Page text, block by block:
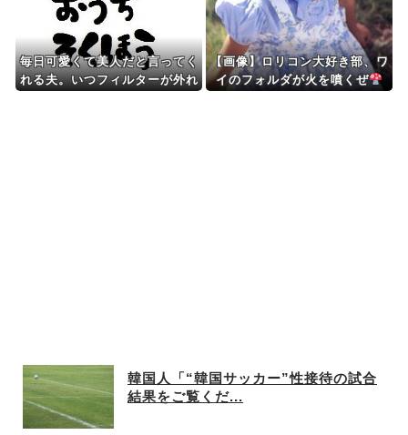
毎日可愛くて美人だと言ってく
れる夫。いつフィルターが外れ
【画像】ロリコン大好き部、ワ
イのフォルダが火を噴くぜ
韓国人「“韓国サッカー”性接待の試合
結果をご覧くだ...